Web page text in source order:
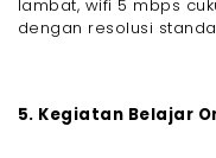
lambat, wifi 5 mbps
dengan resolusi
5. Kegiatan Belajar